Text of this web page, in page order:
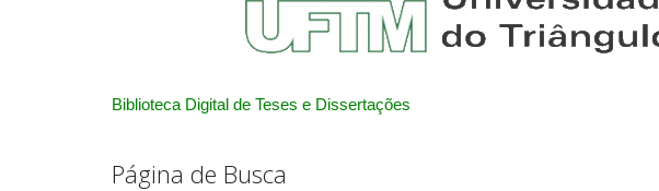
Biblioteca Digital de Teses e Dissertações
Página de Busca